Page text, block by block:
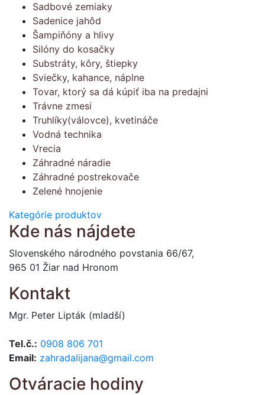
Sadbové zemiaky
Sadenice jahôd
Šampiňóny a hlivy
Silóny do kosačky
Substráty, kôry, štiepky
Sviečky, kahance, náplne
Tovar, ktorý sa dá kúpiť iba na predajni
Trávne zmesi
Truhlíky(válovce), kvetináče
Vodná technika
Vrecia
Záhradné náradie
Záhradné postrekovače
Zelené hnojenie
Kategórie produktov
Kde nás nájdete
Slovenského národného povstania 66/67,
965 01 Žiar nad Hronom
Kontakt
Mgr. Peter Lipták (mladší)
Tel.č.: 0908 806 701
Email: zahradalijana@gmail.com
Otváracie hodiny